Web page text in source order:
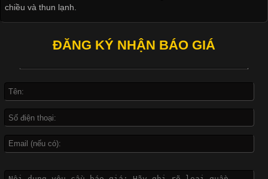
Xu Hướng Form Áo Thun Phổ Biến Trong Ngành May Mặc
Các Form Áo Thun Phổ Biến Hiện Nay Và Xu Hướng Trong
Ngành May Mặc Áo thun là một trong những trang phục quen
thuộc và được sử dụng phổ biến nhất hiện nay. Không chỉ đa
dạng về màu sắc hay chất liệu, áo thun còn có nhiều form dáng
cầu
chiều và thun lạnh.
ĐĂNG KÝ NHẬN BÁO GIÁ